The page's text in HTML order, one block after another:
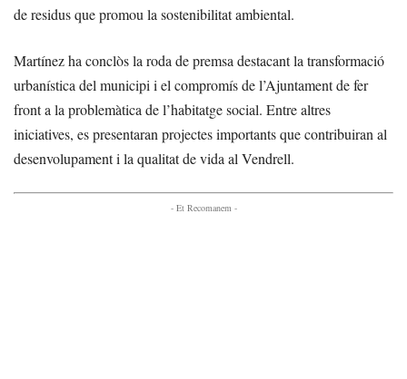
de residus que promou la sostenibilitat ambiental.
Martínez ha conclòs la roda de premsa destacant la transformació
urbanística del municipi i el compromís de l’Ajuntament de fer
front a la problemàtica de l’habitatge social. Entre altres
iniciatives, es presentaran projectes importants que contribuiran al
desenvolupament i la qualitat de vida al Vendrell.
- Et Recomanem -